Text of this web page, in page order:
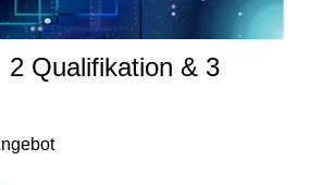
2 Qualifikation & 3